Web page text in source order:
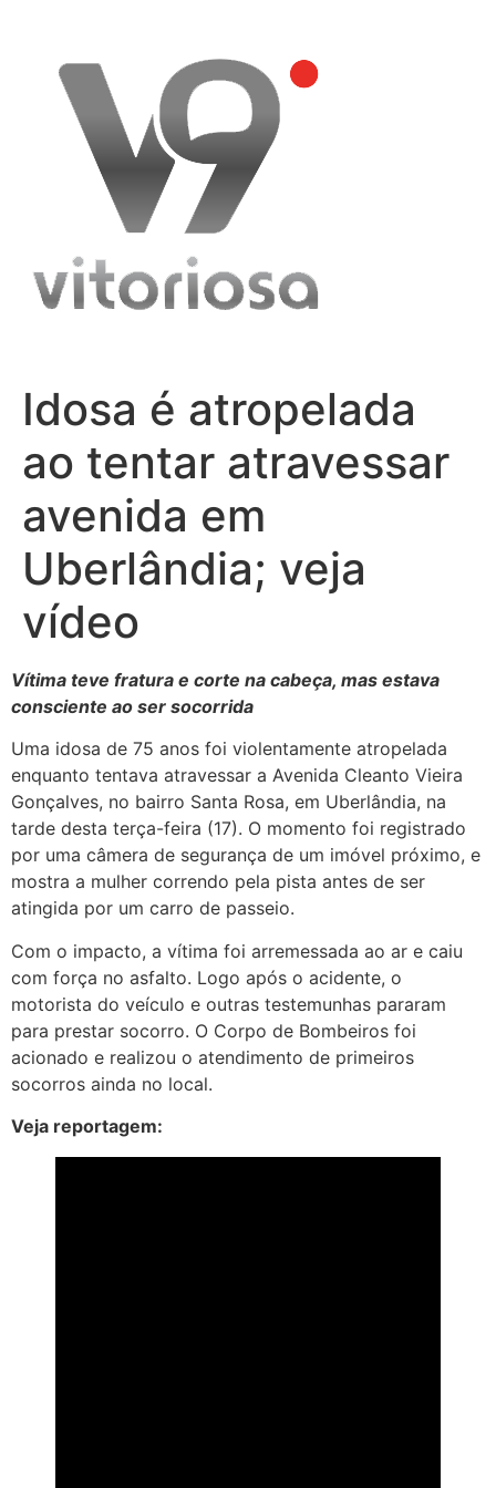
content
Idosa é atropelada
ao tentar atravessar
avenida em
Uberlândia; veja
vídeo
Vítima teve fratura e corte na cabeça, mas estava
consciente ao ser socorrida
Uma idosa de 75 anos foi violentamente atropelada
enquanto tentava atravessar a Avenida Cleanto Vieira
Gonçalves, no bairro Santa Rosa, em Uberlândia, na
tarde desta terça-feira (17). O momento foi registrado
por uma câmera de segurança de um imóvel próximo, e
mostra a mulher correndo pela pista antes de ser
atingida por um carro de passeio.
Com o impacto, a vítima foi arremessada ao ar e caiu
com força no asfalto. Logo após o acidente, o
motorista do veículo e outras testemunhas pararam
para prestar socorro. O Corpo de Bombeiros foi
acionado e realizou o atendimento de primeiros
socorros ainda no local.
Veja reportagem: